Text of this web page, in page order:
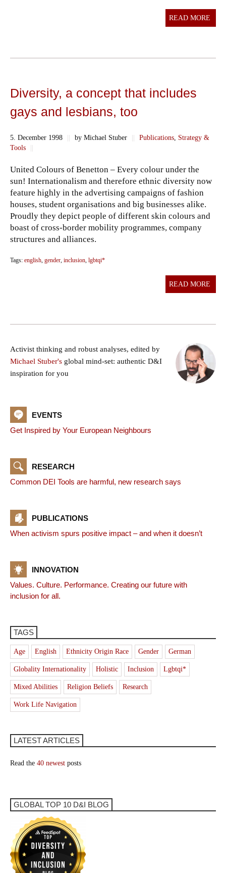
READ MORE
Diversity, a concept that includes
gays and lesbians, too
5. December 1998 || by Michael Stuber || Publications Strategy &
Tools
||
United Colours of Benetton – Every colour under the
sun! Internationalism and therefore ethnic diversity now
feature highly in the advertising campaigns of fashion
houses, student organisations and big businesses alike.
Proudly they depict people of different skin colours and
boast of cross-border mobility programmes, company
structures and alliances.
Tags: english gender inclusion lgbtqi*
READ MORE
Activist thinking and robust analyses, edited by
Michael Stuber's global mind-set: authentic D&I
inspiration for you
EVENTS
Get Inspired by Your European Neighbours
RESEARCH
Common DEI Tools are harmful, new research says
PUBLICATIONS
When activism spurs positive impact – and when it doesn’t
INNOVATION
Values. Culture. Performance. Creating our future with
inclusion for all.
TAGS
Age English Ethnicity Origin Race Gender German
Globality Internationality Holistic Inclusion Lgbtqi*
Mixed Abilities Religion Beliefs Research
Work Life Navigation
LATEST ARTICLES
Read the 40 newest posts
GLOBAL TOP 10 D&I BLOG